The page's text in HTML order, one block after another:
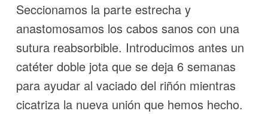
Seccionamos la parte estrecha y
anastomosamos los cabos sanos con una
sutura reabsorbible. Introducimos antes un
catéter doble jota que se deja 6 semanas
para ayudar al vaciado del riñón mientras
cicatriza la nueva unión que hemos hecho.